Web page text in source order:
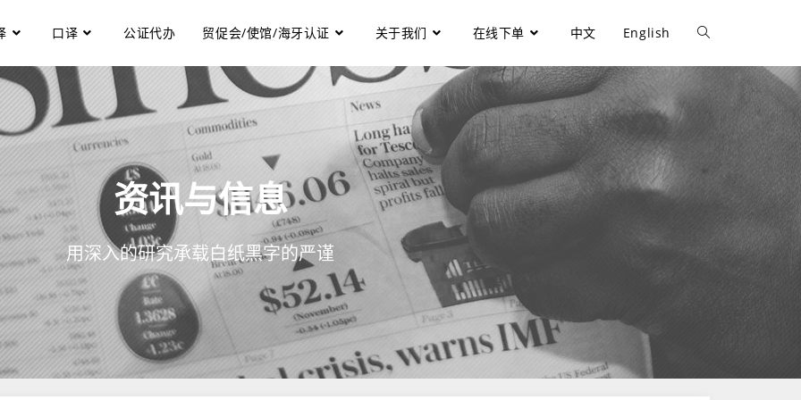
口译 公证代办 贸促会/使馆/海牙认证 关于我们 在线下单 中文 English
资讯与信息
用深入的研究承载白纸黑字的严谨